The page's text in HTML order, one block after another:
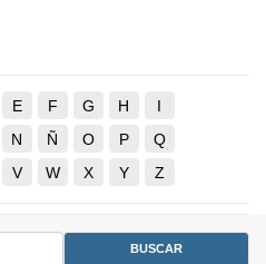
E F G H
I
N Ñ O P
Q
V W X Y Z